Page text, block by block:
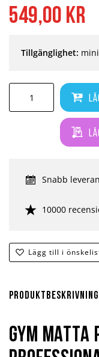
549,00 kr
Lägg till i
Tillgänglighet:
Snabb
10000
Produktbeskrivning
Gym matta